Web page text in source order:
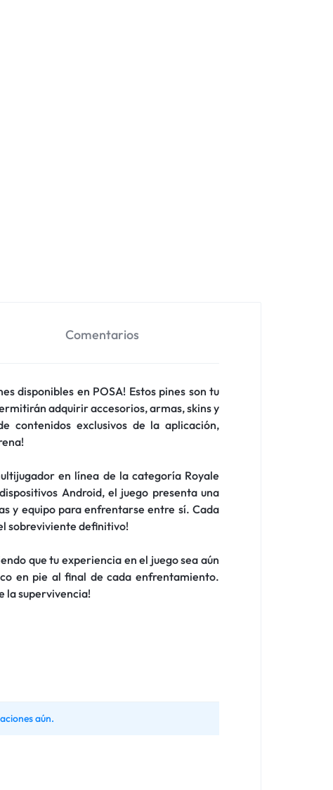
Comentarios
disponibles en POSA! Estos pines son tu
adquirir accesorios, armas, skins y
contenidos exclusivos de la aplicación,
en línea de la categoría Royale
Android, el juego presenta una
y equipo para enfrentarse entre sí. Cada
sobreviviente definitivo!
que tu experiencia en el juego sea aún
en pie al final de cada enfrentamiento.
la supervivencia!
aún.